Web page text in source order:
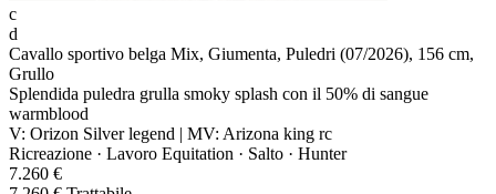
c
d
Cavallo sportivo belga Mix, Giumenta, Puledri (07/2026), 156 cm,
Grullo
Splendida puledra grulla smoky splash con il 50% di sangue
warmblood
V: Orizon Silver legend | MV: Arizona king rc
Ricreazione · Lavoro Equitation · Salto · Hunter
7.260 €